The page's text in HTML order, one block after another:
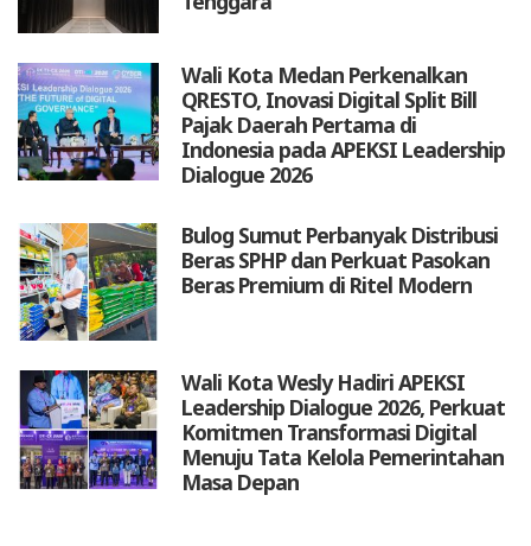
Wali Kota Medan Perkenalkan
QRESTO, Inovasi Digital Split Bill
Pajak Daerah Pertama di
Indonesia pada APEKSI Leadership
Dialogue 2026
Bulog Sumut Perbanyak Distribusi
Beras SPHP dan Perkuat Pasokan
Beras Premium di Ritel Modern
Wali Kota Wesly Hadiri APEKSI
Leadership Dialogue 2026, Perkuat
Komitmen Transformasi Digital
Menuju Tata Kelola Pemerintahan
Masa Depan